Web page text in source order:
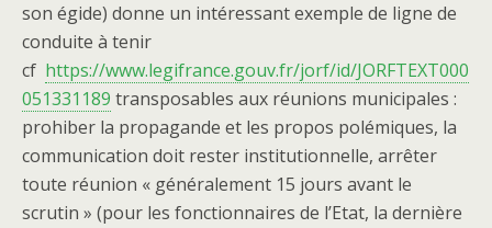
son égide) donne un intéressant exemple de ligne de
conduite à tenir
cf https://www.legifrance.gouv.fr/jorf/id/JORFTEXT000
051331189 transposables aux réunions municipales :
prohiber la propagande et les propos polémiques, la
communication doit rester institutionnelle, arrêter
toute réunion « généralement 15 jours avant le
scrutin » (pour les fonctionnaires de l’Etat, la dernière